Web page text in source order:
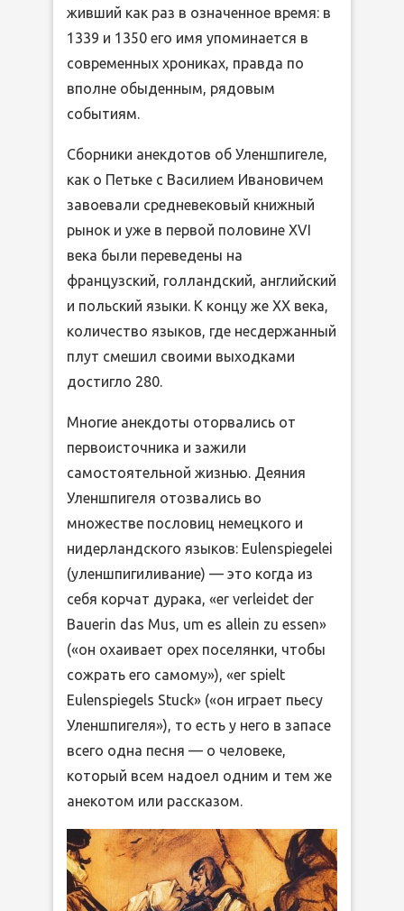
живший как раз в означенное время: в
1339 и 1350 его имя упоминается в
современных хрониках, правда по
вполне обыденным, рядовым
событиям.
Сборники анекдотов об Уленшпигеле,
как о Петьке с Василием Ивановичем
завоевали средневековый книжный
рынок и уже в первой половине XVI
века были переведены на
французский, голландский, английский
и польский языки. К концу же XX века,
количество языков, где несдержанный
плут смешил своими выходками
достигло 280.
Многие анекдоты оторвались от
первоисточника и зажили
самостоятельной жизнью. Деяния
Уленшпигеля отозвались во
множестве пословиц немецкого и
нидерландского языков: Eulenspiegelei
(уленшпигиливание) — это когда из
себя корчат дурака, «er verleidet der
Bauerin das Mus, um es allein zu essen»
(«он охаивает орех поселянки, чтобы
сожрать его самому»), «er spielt
Eulenspiegels Stuck» («он играет пьесу
Уленшпигеля»), то есть у него в запасе
всего одна песня — о человеке,
который всем надоел одним и тем же
анекотом или рассказом.